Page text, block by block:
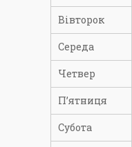
Вівторок
Середа
Четвер
П’ятниця
Субота